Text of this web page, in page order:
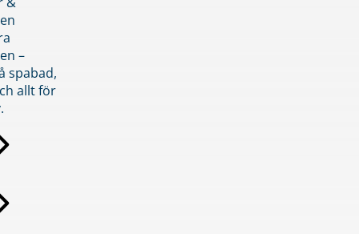
–
spabad,
allt för